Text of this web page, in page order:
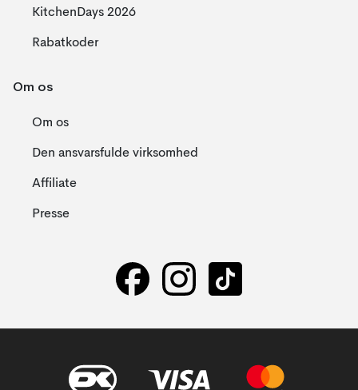
KitchenDays 2026
Rabatkoder
Om os
Om os
Den ansvarsfulde virksomhed
Affiliate
Presse